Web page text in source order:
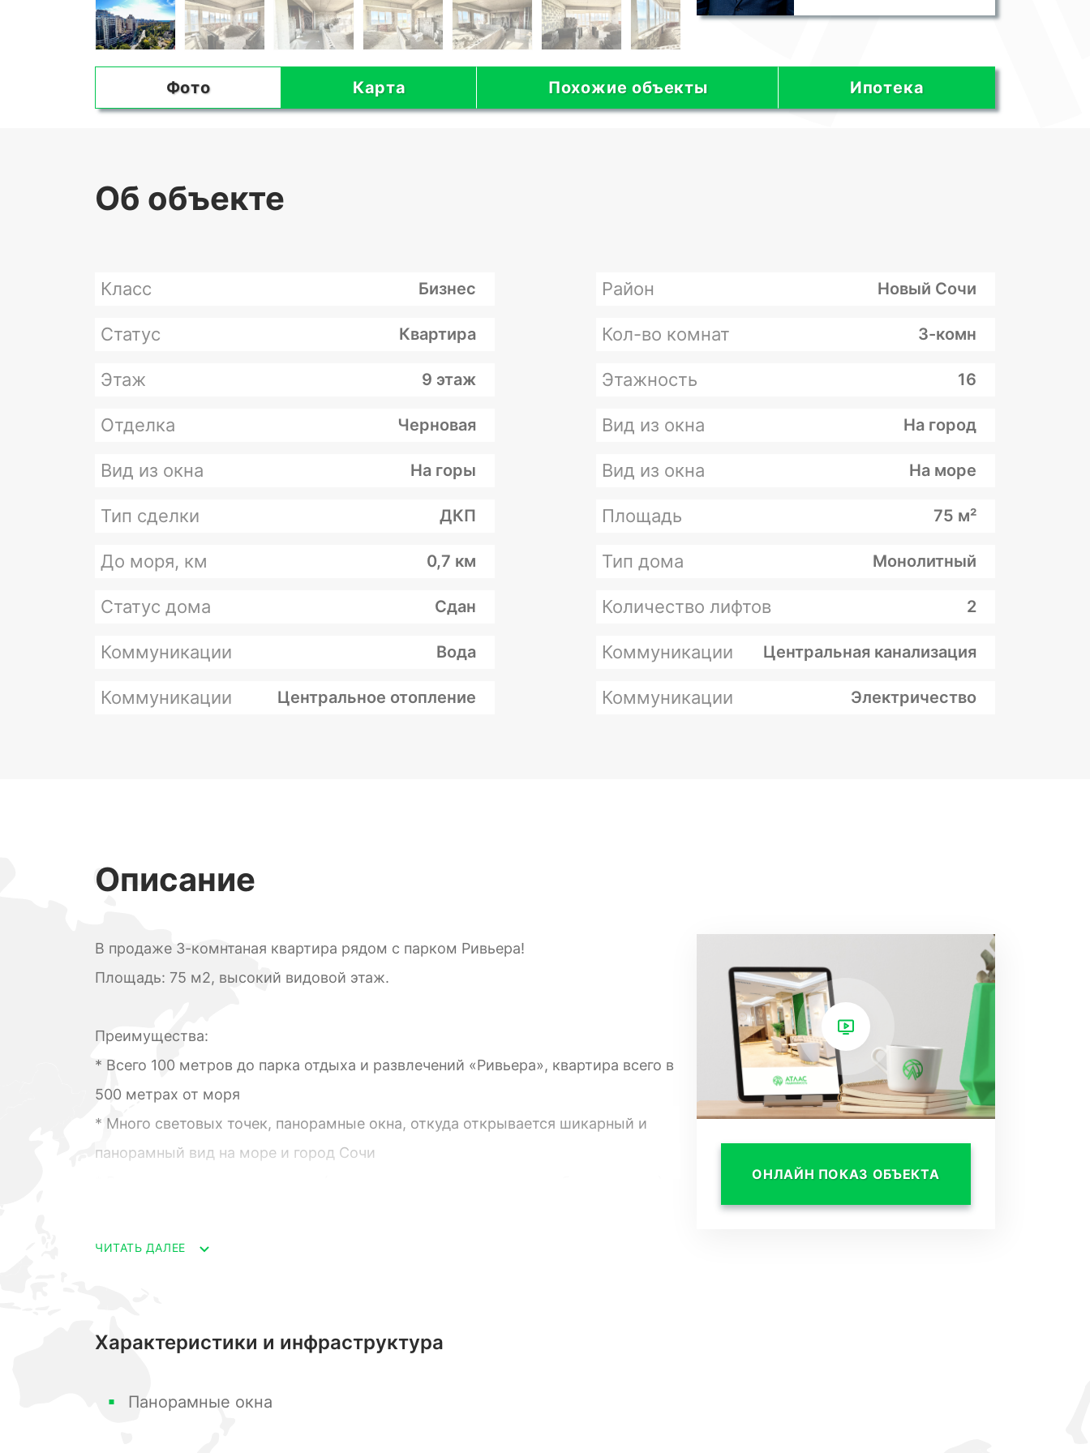
Фото Карта Похожие объекты Ипотека
Об объекте
Класс Бизнес Район Новый Сочи
Статус Квартира Кол-во комнат 3-комн
Этаж 9 этаж Этажность 16
Отделка Черновая Вид из окна На город
Вид из окна На горы Вид из окна На море
Тип сделки ДКП Площадь 75 м²
До моря, км 0,7 км Тип дома Монолитный
Статус дома Сдан Количество лифтов 2
Коммуникации Вода Коммуникации Центральная канализация
Коммуникации Центральное отопление Коммуникации Электричество
Описание
В продаже 3-комнтаная квартира рядом с парком Ривьера!
Площадь: 75 м2, высокий видовой этаж.
Преимущества:
* Всего 100 метров до парка отдыха и развлечений «Ривьера», квартира всего в
500 метрах от моря
* Много световых точек, панорамные окна, откуда открывается шикарный и
панорамный вид на море и город Сочи
любые ипотеки.
пассивного дохода.
ЧИТАТЬ ДАЛЕЕ
ОНЛАЙН ПОКАЗ ОБЪЕКТА
Характеристики и инфраструктура
Панорамные окна